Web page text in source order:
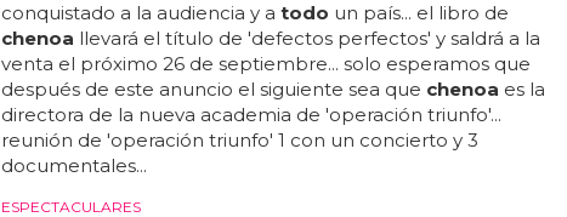
conquistado a la audiencia y a todo un país... el libro de
chenoa llevará el título de 'defectos perfectos' y saldrá a la
venta el próximo 26 de septiembre... solo esperamos que
después de este anuncio el siguiente sea que chenoa es la
directora de la nueva academia de 'operación triunfo'...
reunión de 'operación triunfo' 1 con un concierto y 3
documentales...
ESPECTACULARES